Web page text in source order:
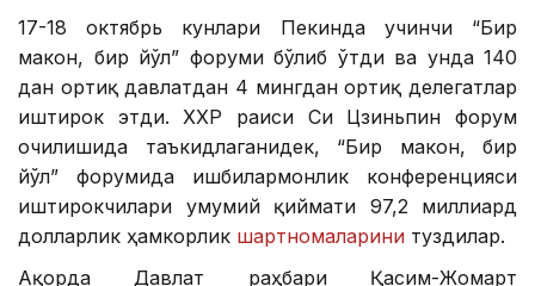
17-18 октябрь кунлари Пекинда учинчи “Бир
макон, бир йўл” форуми бўлиб ўтди ва унда 140
дан ортиқ давлатдан 4 мингдан ортиқ делегатлар
иштирок этди. ХХР раиси Си Цзиньпин форум
очилишида таъкидлаганидек, “Бир макон, бир
йўл” форумида ишбилармонлик конференцияси
иштирокчилари умумий қиймати 97,2 миллиард
долларлик ҳамкорлик шартномаларини туздилар.
Ақорда Давлат раҳбари Қасим-Жомарт